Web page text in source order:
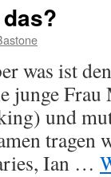
was ist
junge
und
tragen
Ian …